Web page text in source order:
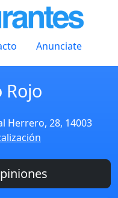
Anunciate
Rojo
Herrero, 28, 14003